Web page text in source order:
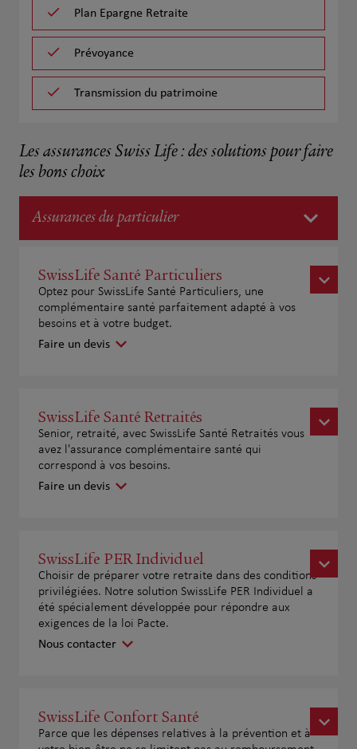
Plan Epargne Retraite
Prévoyance
Transmission du patrimoine
Les assurances Swiss Life : des solutions pour faire
les bons choix
Assurances du particulier
SwissLife Santé Particuliers
Optez pour SwissLife Santé Particuliers, une
complémentaire santé parfaitement adapté à vos
besoins et à votre budget.
Faire un devis
SwissLife Santé Retraités
Senior, retraité, avec SwissLife Santé Retraités vous
avez l'assurance complémentaire santé qui
correspond à vos besoins.
Faire un devis
SwissLife PER Individuel
Choisir de préparer votre retraite dans des conditions
privilégiées. Notre solution SwissLife PER Individuel a
été spécialement développée pour répondre aux
exigences de la loi Pacte.
Nous contacter
SwissLife Confort Santé
Parce que les dépenses relatives à la prévention et à